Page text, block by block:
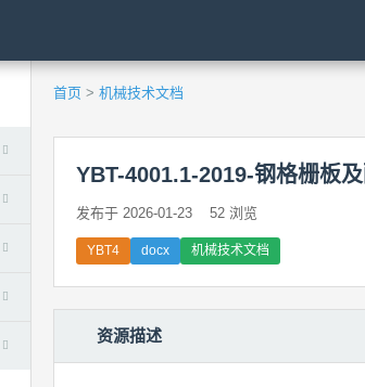
首页 > 机械技术文档
YBT-4001.1-2019-钢格栅板
发布于 2026-01-23 52 浏览
YBT4 docx 机械技术文档
资源描述